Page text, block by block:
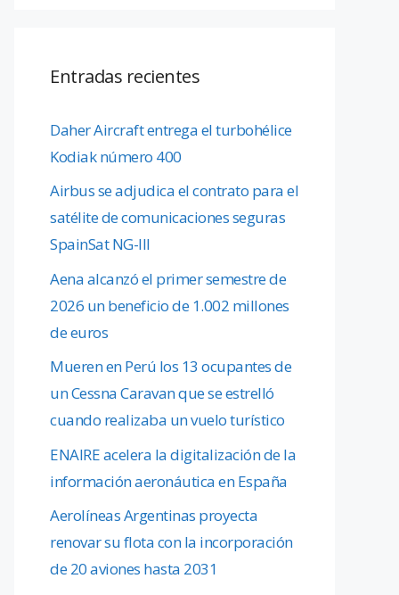
Entradas recientes
Daher Aircraft entrega el turbohélice
Kodiak número 400
Airbus se adjudica el contrato para el
satélite de comunicaciones seguras
SpainSat NG-III
Aena alcanzó el primer semestre de
2026 un beneficio de 1.002 millones
de euros
Mueren en Perú los 13 ocupantes de
un Cessna Caravan que se estrelló
cuando realizaba un vuelo turístico
ENAIRE acelera la digitalización de la
información aeronáutica en España
Aerolíneas Argentinas proyecta
renovar su flota con la incorporación
de 20 aviones hasta 2031